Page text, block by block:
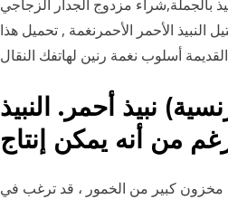
بالجملة,شراء مزدوج الجدار الزجاجي
النبيذ الأحمر الأحمرنغمة , تحميل هذا
أسلوب نغمة رنين لهاتفك النقال
نبيذ أحمر. النبيذ (بالفرنسية: vin) هو مشروب كحولي يتم
مخزون كبير من الخمور ، قد ترغب في